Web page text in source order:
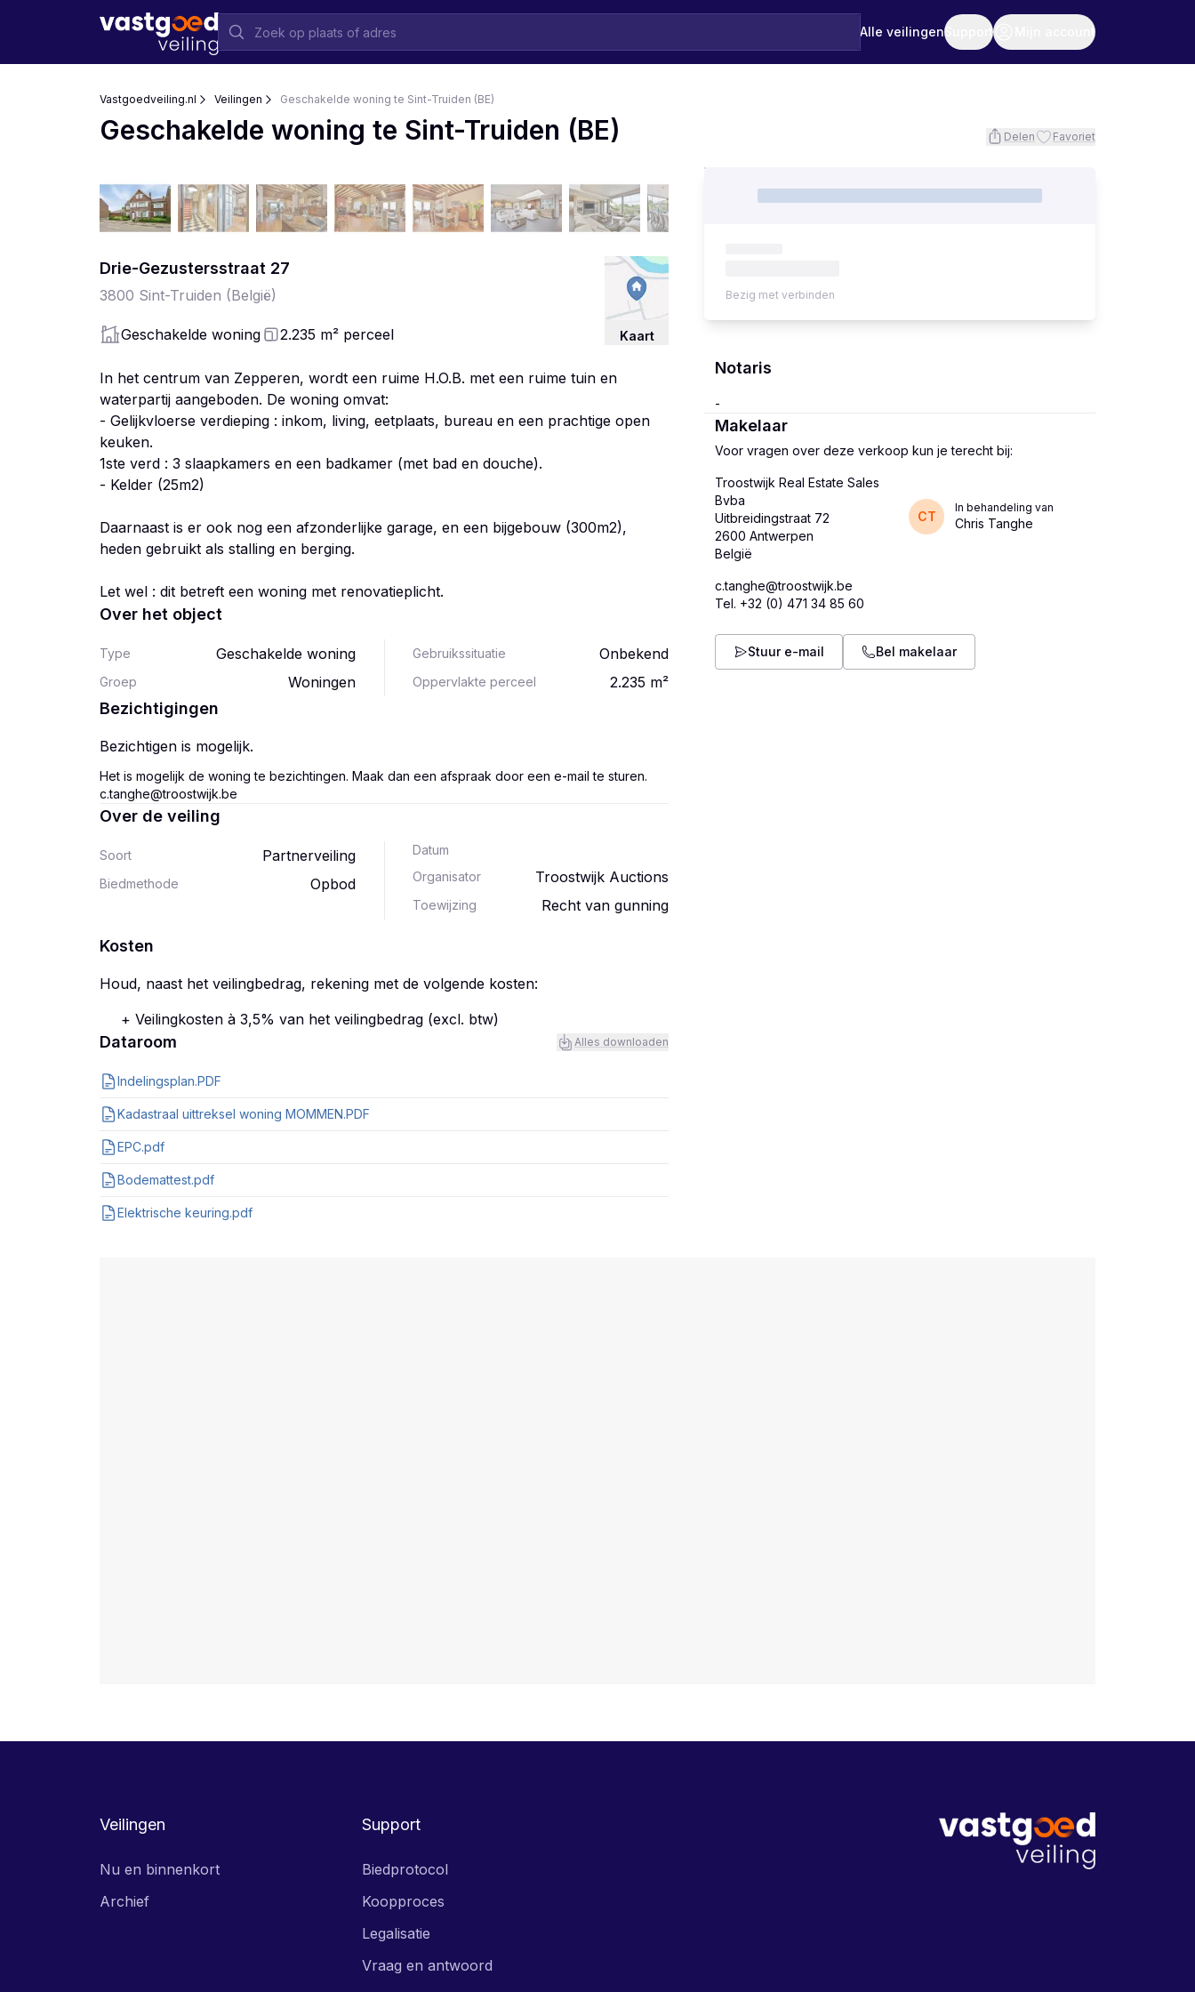
Alle veilingenSupport Mijn account
Vastgoedveiling.nl Veilingen Geschakelde woning te Sint-Truiden (BE)
Geschakelde woning te Sint-Truiden (BE) Delen Favoriet
Drie-Gezustersstraat 27
3800 Sint-Truiden (België)
Geschakelde woning 2.235 m² perceel Kaart
In het centrum van Zepperen, wordt een ruime H.O.B. met een ruime tuin en
waterpartij aangeboden. De woning omvat:
- Gelijkvloerse verdieping : inkom, living, eetplaats, bureau en een prachtige open
keuken.
1ste verd : 3 slaapkamers en een badkamer (met bad en douche).
- Kelder (25m2)
Daarnaast is er ook nog een afzonderlijke garage, en een bijgebouw (300m2),
heden gebruikt als stalling en berging.
Let wel : dit betreft een woning met renovatieplicht.
Over het object
Type Geschakelde woning
Groep Woningen
Gebruikssituatie Onbekend
Oppervlakte perceel 2.235 m²
Bezichtigingen
Bezichtigen is mogelijk.
Het is mogelijk de woning te bezichtingen. Maak dan een afspraak door een e-mail te sturen.
c.tanghe@troostwijk.be
Over de veiling
Soort Partnerveiling
Biedmethode Opbod
Datum
Organisator
Troostwijk Auctions
Toewijzing Recht van gunning
Kosten
Houd, naast het veilingbedrag, rekening met de volgende kosten:
+ Veilingkosten à 3,5% van het veilingbedrag (excl. btw)
Dataroom Alles downloaden
Indelingsplan.PDF
Kadastraal uittreksel woning MOMMEN.PDF
EPC.pdf
Bodemattest.pdf
Elektrische keuring.pdf
Bezig met verbinden
Notaris
Makelaar
Voor vragen over deze verkoop kun je terecht bij:
Troostwijk Real Estate Sales
Bvba
Uitbreidingstraat 72
2600 Antwerpen
België
CT
In behandeling van
Chris Tanghe
c.tanghe@troostwijk.be
Tel. +32 (0) 471 34 85 60
Stuur e-mail Bel makelaar
Veilingen
Nu en binnenkort
Archief
Support
Biedprotocol
Koopproces
Legalisatie
Vraag en antwoord